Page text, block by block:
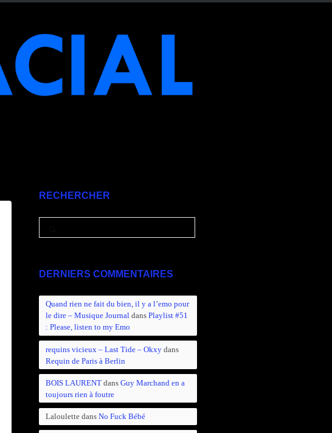
RECHERCHER
DERNIERS COMMENTAIRES
Quand rien ne fait du bien, il y a l’emo pour
le dire – Musique Journaldans Playlist #51
: Please, listen to my Emo
requins vicieux – Last Tide – Okxydans
Requin de Paris à Berlin
BOIS LAURENTdans Guy Marchand en a
toujours rien à foutre
Laloulettedans No Fuck Bébé